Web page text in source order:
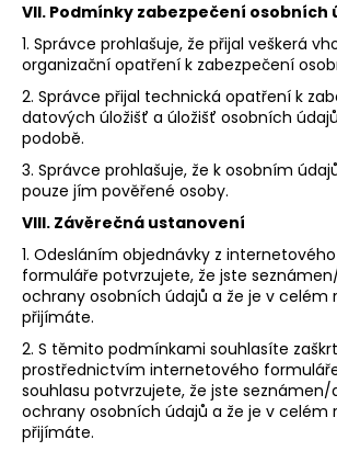
VII. Podmínky zabezpečení osobních
1. Správce prohlašuje, že přijal veškerá
organizační opatření k zabezpečení
2. Správce přijal technická opatření k
datových úložišť a úložišť osobních
podobě.
3. Správce prohlašuje, že k osobním
pouze jím pověřené osoby.
VIII. Závěrečná ustanovení
1. Odesláním objednávky z
formuláře potvrzujete, že jste
ochrany osobních údajů a že je v celém
přijímáte.
2. S těmito podmínkami souhlasíte
prostřednictvím internetového
souhlasu potvrzujete, že jste
ochrany osobních údajů a že je v celém
přijímáte.